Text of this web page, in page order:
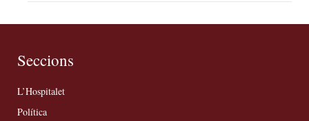
Seccions
L’Hospitalet
Política